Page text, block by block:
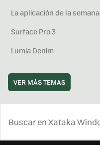
La aplicación de la semana
Surface Pro 3
Lumia Denim
VER MÁS TEMAS